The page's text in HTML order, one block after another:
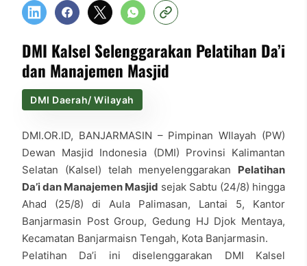
DMI Kalsel Selenggarakan Pelatihan Da’i
dan Manajemen Masjid
DMI Daerah/ Wilayah
DMI.OR.ID, BANJARMASIN – Pimpinan WIlayah (PW)
Dewan Masjid Indonesia (DMI) Provinsi Kalimantan
Selatan (Kalsel) telah menyelenggarakan Pelatihan
Da’i dan Manajemen Masjid sejak Sabtu (24/8) hingga
Ahad (25/8) di Aula Palimasan, Lantai 5, Kantor
Banjarmasin Post Group, Gedung HJ Djok Mentaya,
Kecamatan Banjarmaisn Tengah, Kota Banjarmasin.
Pelatihan Da’i ini diselenggarakan DMI Kalsel